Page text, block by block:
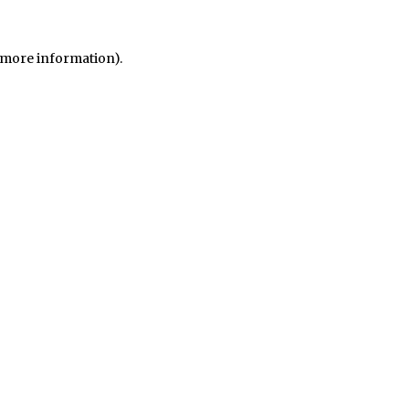
more information).